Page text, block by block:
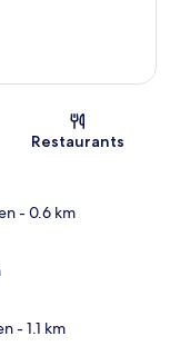
Restaurants
- 0.6 km
- 1.1 km